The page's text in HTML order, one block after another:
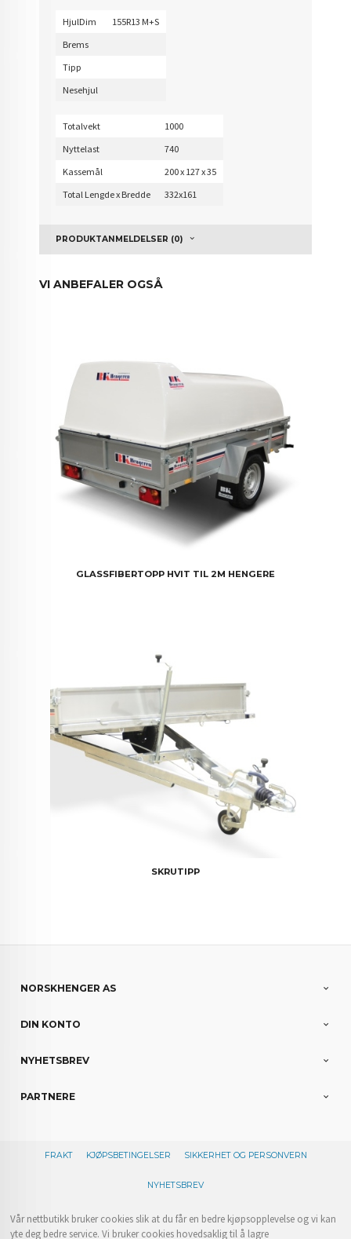
HjulDim
155R13 M+S
Brems
Tipp
Nesehjul
Totalvekt
1000
Nyttelast
740
Kassemål
200 x 127 x 35
Total Lengde x Bredde
332x161
PRODUKTANMELDELSER (0)
VI ANBEFALER OGSÅ
GLASSFIBERTOPP HVIT TIL 2M HENGERE
SKRUTIPP
NORSKHENGER AS
DIN KONTO
NYHETSBREV
PARTNERE
FRAKT KJØPSBETINGELSER SIKKERHET OG PERSONVERN
NYHETSBREV
Vår nettbutikk bruker cookies slik at du får en bedre kjøpsopplevelse og vi kan
yte deg bedre service. Vi bruker cookies hovedsaklig til å lagre